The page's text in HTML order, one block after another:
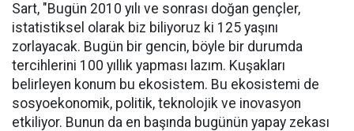
Sart, "Bugün 2010 yılı ve sonrası doğan gençler,
istatistiksel olarak biz biliyoruz ki 125 yaşını
zorlayacak. Bugün bir gencin, böyle bir durumda
tercihlerini 100 yıllık yapması lazım. Kuşakları
belirleyen konum bu ekosistem. Bu ekosistemi de
sosyoekonomik, politik, teknolojik ve inovasyon
etkiliyor. Bunun da en başında bugünün yapay zekası